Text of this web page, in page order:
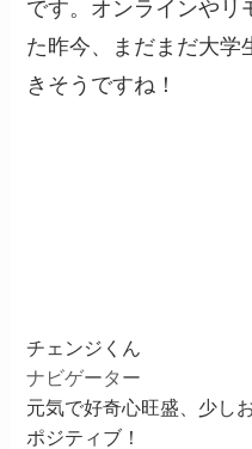
です。オンラインやリ
た昨今、まだまだ大学
きそうですね！
チェンジくん
ナビゲーター
元気で好奇心旺盛、少し
ポジティブ！